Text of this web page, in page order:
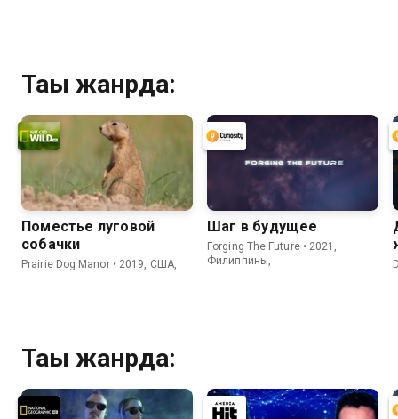
Тағы жанрда:
Поместье луговой
собачки
Prairie Dog Manor • 2019, США,
Шаг в будущее
Forging The Future • 2021,
Филиппины,
Тағы жанрда: